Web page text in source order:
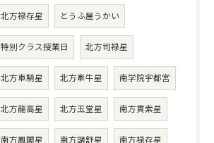
北方禄存星 とうふ屋うかい
特別クラス授業日 北方司禄星
北方車騎星 北方牽牛星 南学院宇都宮
北方龍高星 北方玉堂星 南方貫索星
南方鳳閣星 南方調舒星 南方禄存星